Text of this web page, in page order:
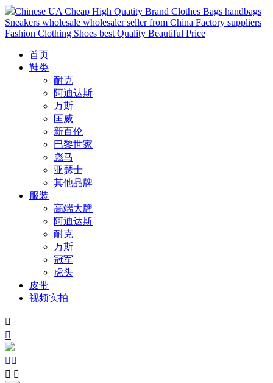
Chinese UA Cheap High Quatity Brand Clothes Bags handbags
Sneakers wholesale wholesaler seller from China Factory suppliers
Fashion Clothing Shoes best Quality Beautiful Price
首页
鞋类
耐克
阿迪达斯
万斯
匡威
新百伦
巴黎世家
彪马
亚瑟士
其他品牌
服装
高端大牌
阿迪达斯
耐克
万斯
冠军
虎头
皮带
视频实拍


 
 